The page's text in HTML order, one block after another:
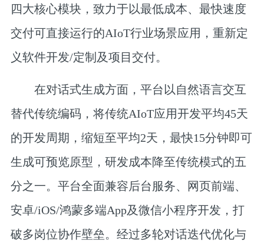
四大核心模块，致力于以最低成本、最快速度
交付可直接运行的AIoT行业场景应用，重新定
义软件开发/定制及项目交付。
在对话式生成方面，平台以自然语言交互
替代传统编码，将传统AIoT应用开发平均45天
的开发周期，缩短至平均2天，最快15分钟即可
生成可预览原型，研发成本降至传统模式的五
分之一。平台全面兼容后台服务、网页前端、
安卓/iOS/鸿蒙多端App及微信小程序开发，打
破多岗位协作壁垒。经过多轮对话迭代优化与